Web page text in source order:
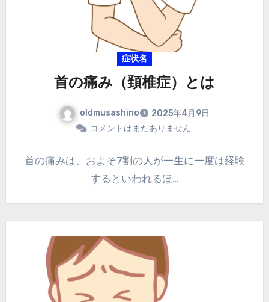
症状名
首の痛み（頚椎症）とは
oldmusashino
2025年4月9日
コメントはまだありません
首の痛みは、およそ7割の人が一生に一度は経験
するといわれるほ…